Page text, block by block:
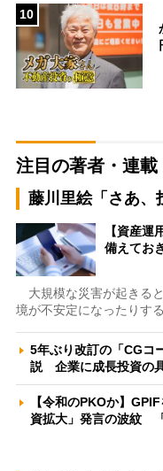
10
注目の著者・連載
藤川里絵「さあ、
【資産運
備えてお
大規模な災害が起きる
境が不安定になったりす
5年ぶり改訂の「CGコ
説 企業に成長投資の
【令和のPKOか】
資拡大」発言の波紋